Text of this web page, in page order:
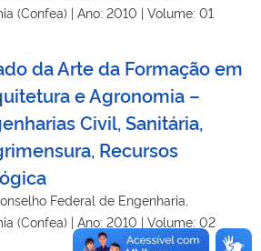
(Confea) | Ano: 2010 | Volume: 01
da Arte da Formação em
e Agronomia –
Civil, Sanitária,
Recursos
Federal de Engenharia,
(Confea) | Ano: 2010 | Volume: 02